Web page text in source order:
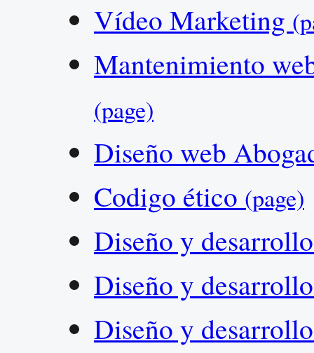
Vídeo Marketing
Mantenimiento
(page)
Diseño web
Codigo ético (page)
Diseño y
Diseño y
Diseño y